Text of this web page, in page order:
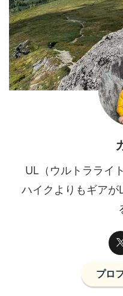
UL（ウルトラライ
ハイクよりもギアが
プロ